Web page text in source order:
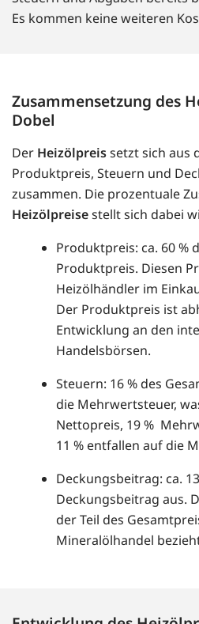
Es kommen keine weiteren
Zusammensetzung des
Dobel
Der Heizölpreissetzt sich aus
Produktpreis, Steuern und
zusammen. Die prozentuale
Heizölpreisestellt sich dabei
Produktpreis: ca. 60 %
Produktpreis. Diesen
Heizölhändler im
Der Produktpreis ist
Entwicklung an den
Handelsbörsen.
Steuern: 16 % des
die Mehrwertsteuer,
Nettopreis, 19 %
11 % entfallen auf die
Deckungsbeitrag: ca.
Deckungsbeitrag aus.
der Teil des
Mineralölhandel